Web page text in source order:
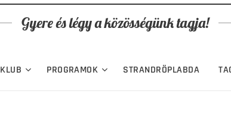
Gyere és légy a közösségünk tagja!
KLUB PROGRAMOK STRANDRÖPLABDA